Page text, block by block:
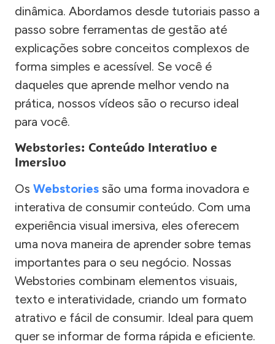
dinâmica. Abordamos desde tutoriais passo a
passo sobre ferramentas de gestão até
explicações sobre conceitos complexos de
forma simples e acessível. Se você é
daqueles que aprende melhor vendo na
prática, nossos vídeos são o recurso ideal
para você.
Webstories: Conteúdo Interativo e
Imersivo
Os Webstories são uma forma inovadora e
interativa de consumir conteúdo. Com uma
experiência visual imersiva, eles oferecem
uma nova maneira de aprender sobre temas
importantes para o seu negócio. Nossas
Webstories combinam elementos visuais,
texto e interatividade, criando um formato
atrativo e fácil de consumir. Ideal para quem
quer se informar de forma rápida e eficiente.